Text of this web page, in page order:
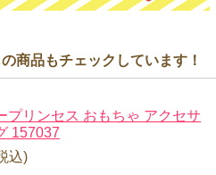
商品もチェックしています！
プリンセス おもちゃ アクセサ
157037
込)